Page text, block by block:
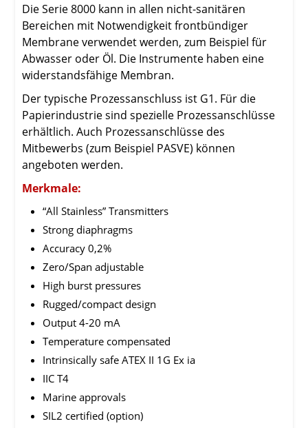
Die Serie 8000 kann in allen nicht-sanitären
Bereichen mit Notwendigkeit frontbündiger
Membrane verwendet werden, zum Beispiel für
Abwasser oder Öl. Die Instrumente haben eine
widerstandsfähige Membran.
Der typische Prozessanschluss ist G1. Für die
Papierindustrie sind spezielle Prozessanschlüsse
erhältlich. Auch Prozessanschlüsse des
Mitbewerbs (zum Beispiel PASVE) können
angeboten werden.
Merkmale:
“All Stainless” Transmitters
Strong diaphragms
Accuracy 0,2%
Zero/Span adjustable
High burst pressures
Rugged/compact design
Output 4-20 mA
Temperature compensated
Intrinsically safe ATEX II 1G Ex ia
IIC T4
Marine approvals
SIL2 certified (option)